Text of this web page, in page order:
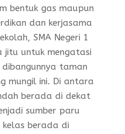
bentuk gas maupun
dan kerjasama
SMA Negeri 1
jitu untuk mengatasi
taman
mungil ini. Di antara
berada di dekat
sumber paru
kelas berada di